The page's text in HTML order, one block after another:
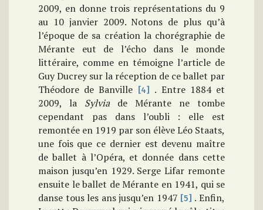
2009, en donne trois représentations du 9
au 10 janvier 2009. Notons de plus qu’à
l’époque de sa création la chorégraphie de
Mérante eut de l’écho dans le monde
littéraire, comme en témoigne l’article de
Guy Ducrey sur la réception de ce ballet par
Théodore de Banville
[4]
. Entre 1884 et
2009, la Sylviade Mérante ne tombe
cependant pas dans l’oubli : elle est
remontée en 1919 par son élève Léo Staats,
une fois que ce dernier est devenu maître
de ballet à l’Opéra, et donnée dans cette
maison jusqu’en 1929. Serge Lifar remonte
ensuite le ballet de Mérante en 1941, qui se
danse tous les ans jusqu’en 1947 [5] . Enfin,